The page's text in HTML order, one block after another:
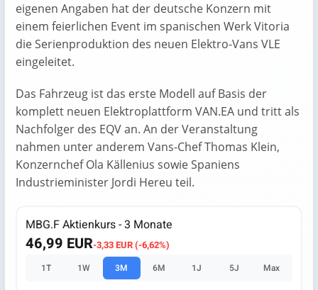
eigenen Angaben hat der deutsche Konzern mit
einem feierlichen Event im spanischen Werk Vitoria
die Serienproduktion des neuen Elektro-Vans VLE
eingeleitet.
Das Fahrzeug ist das erste Modell auf Basis der
komplett neuen Elektroplattform VAN.EA und tritt als
Nachfolger des EQV an. An der Veranstaltung
nahmen unter anderem Vans-Chef Thomas Klein,
Konzernchef Ola Källenius sowie Spaniens
Industrieminister Jordi Hereu teil.
MBG.F Aktienkurs - 3 Monate
46,99 EUR-3,33 EUR (-6,62%)
1T 1W 3M 6M 1J 5J Max